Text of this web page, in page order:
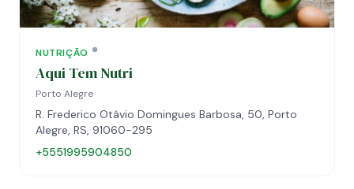
NUTRIÇÃO
Aqui Tem Nutri
Porto Alegre
R. Frederico Otávio Domingues Barbosa, 50, Porto
Alegre, RS, 91060-295
+5551995904850